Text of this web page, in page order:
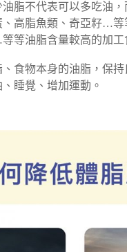
脂不代表可以多吃油
高脂魚類、奇亞籽…等
等油脂含量較高的加工
食物本身的油脂，保
睡覺、增加運動。